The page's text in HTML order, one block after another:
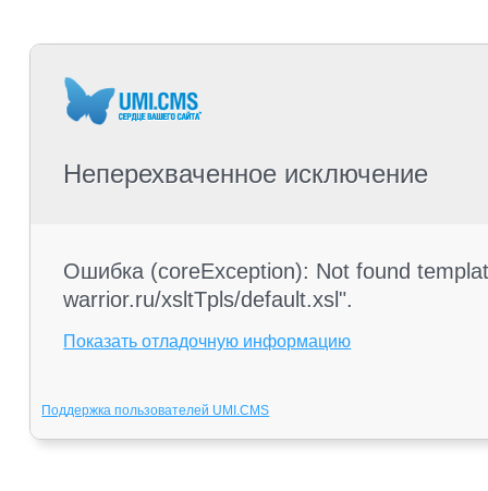
Неперехваченное исключение
Ошибка (coreException): Not found
warrior.ru/xsltTpls/default.xsl".
Показать отладочную информацию
Поддержка пользователей UMI.CMS